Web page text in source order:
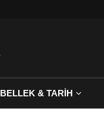
BELLEK & TARİH